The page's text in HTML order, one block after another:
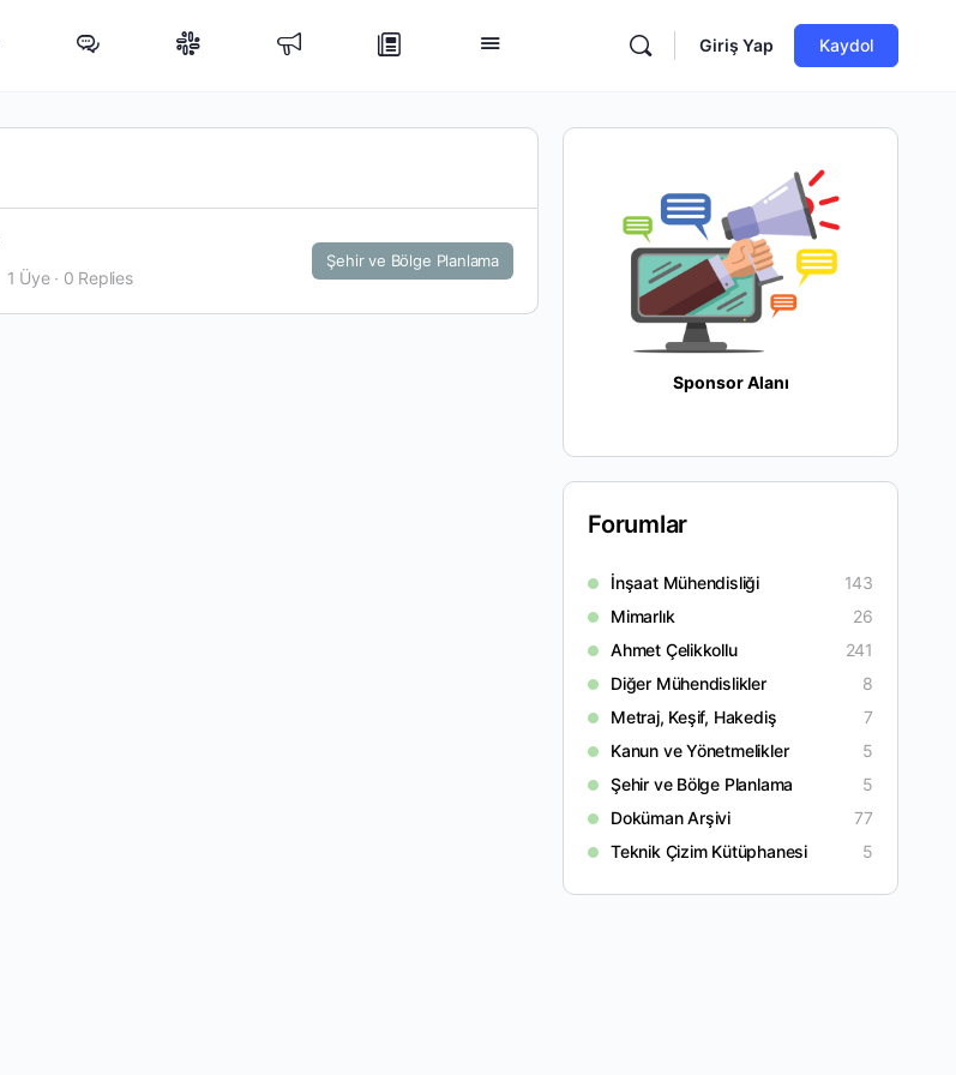
Giriş Yap Kaydol
1 Üye · 0 Replies
Şehir ve Bölge Planlama
Sponsor Alanı
Forumlar
İnşaat Mühendisliği
143
Mimarlık
26
Ahmet Çelikkollu
241
Diğer Mühendislikler
8
Metraj, Keşif, Hakediş
7
Kanun ve Yönetmelikler
5
Şehir ve Bölge Planlama
5
Doküman Arşivi
77
Teknik Çizim Kütüphanesi
5